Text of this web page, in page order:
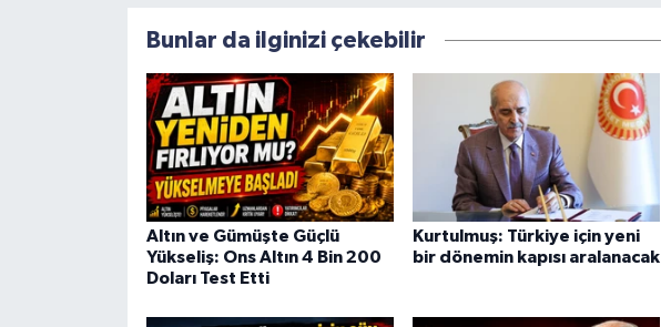
Bunlar da ilginizi çekebilir
Altın ve Gümüşte Güçlü
Yükseliş: Ons Altın 4 Bin 200
Doları Test Etti
Kurtulmuş: Türkiye için yeni
bir dönemin kapısı aralanacak